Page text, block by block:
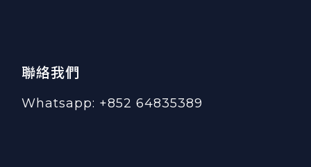
聯絡我們
Whatsapp: +852 64835389